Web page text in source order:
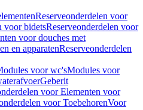
Reserveonderdelen voor
voor bidetsReserveonderdelen voor
voor douches met
en apparatenReserveonderdelen
voor wc'sModules voor
Geberit
voor Elementen voor
voor ToebehorenVoor